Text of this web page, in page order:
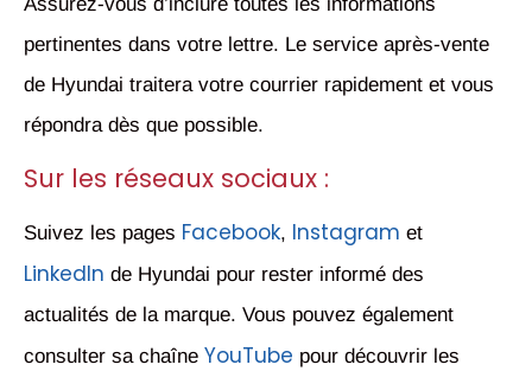
Assurez-vous d’inclure toutes les informations
pertinentes dans votre lettre. Le service après-vente
de Hyundai traitera votre courrier rapidement et vous
répondra dès que possible.
Sur les réseaux sociaux :
Suivez les pages Facebook, Instagram et
LinkedIn de Hyundai pour rester informé des
actualités de la marque. Vous pouvez également
consulter sa chaîne YouTube pour découvrir les